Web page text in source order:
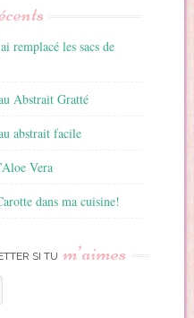
remplacé les sacs de
Abstrait Gratté
abstrait facile
Vera
dans ma cuisine!
SI TU m’aimes